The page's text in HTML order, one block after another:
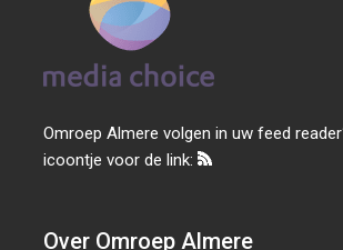
Omroep Almere volgen in uw feed
icoontje voor de link:
Over Omroep Almere